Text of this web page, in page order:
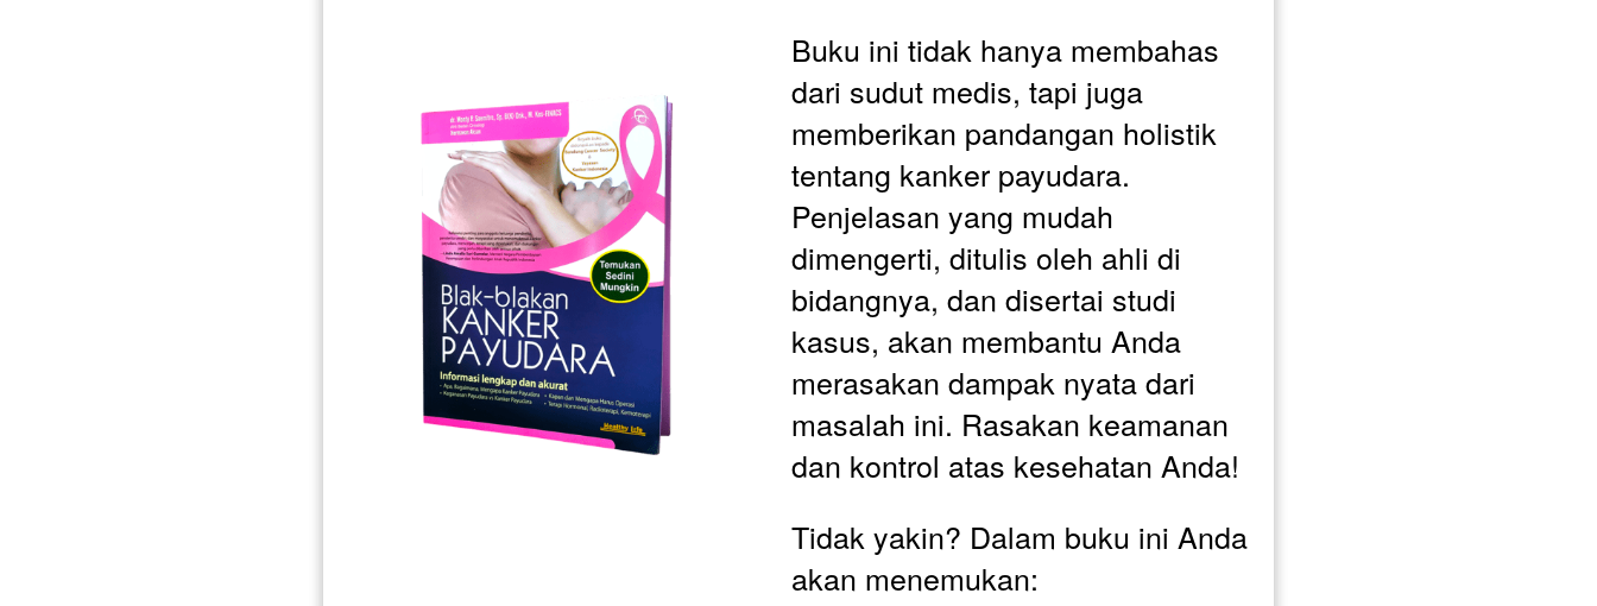
Buku ini tidak hanya membahas
dari sudut medis, tapi juga
memberikan pandangan holistik
tentang kanker payudara.
Penjelasan yang mudah
dimengerti, ditulis oleh ahli di
bidangnya, dan disertai studi
kasus, akan membantu Anda
merasakan dampak nyata dari
masalah ini. Rasakan keamanan
dan kontrol atas kesehatan Anda!
Tidak yakin? Dalam buku ini Anda
akan menemukan: